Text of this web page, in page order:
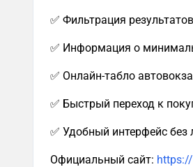
✅ Фильтрация
✅ Информация о
✅ Онлайн-табло
✅ Быстрый переход к
✅ Удобный интерфейс
Официальный сайт: